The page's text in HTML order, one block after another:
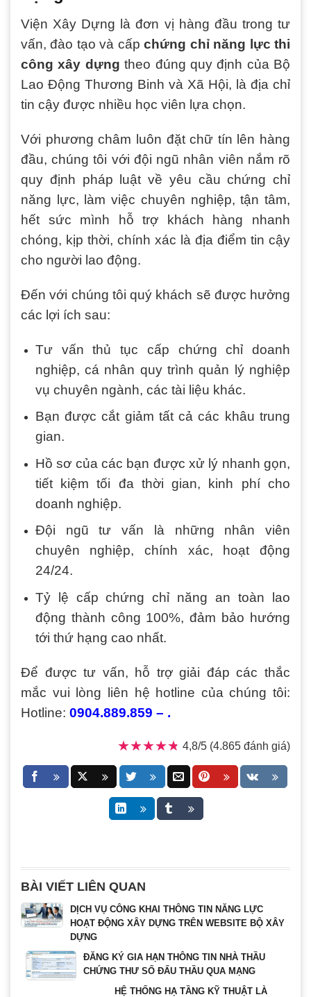
Viện Xây Dựng là đơn vị hàng đầu trong tư
vấn, đào tạo và cấpchứng chỉ năng lực thi
công xây dựng theo đúng quy định của Bộ
Lao Động Thương Binh và Xã Hội, là địa chỉ
tin cậy được nhiều học viên lựa chọn.
Với phương châm luôn đặt chữ tín lên hàng
đầu, chúng tôi với đội ngũ nhân viên nắm rõ
quy định pháp luật về yêu cầu chứng chỉ
năng lực, làm việc chuyên nghiệp, tận tâm,
hết sức mình hỗ trợ khách hàng nhanh
chóng, kịp thời, chính xác là địa điểm tin cậy
cho người lao động.
Đến với chúng tôi quý khách sẽ được hưởng
các lợi ích sau:
Tư vấn thủ tục cấp chứng chỉ doanh
nghiệp, cá nhân quy trình quản lý nghiệp
vụ chuyên ngành, các tài liệu khác.
Bạn được cắt giảm tất cả các khâu trung
gian.
Hồ sơ của các bạn được xử lý nhanh gọn,
tiết kiệm tối đa thời gian, kinh phí cho
doanh nghiệp.
Đội ngũ tư vấn là những nhân viên
chuyên nghiệp, chính xác, hoạt động
24/24.
Tỷ lệ cấp chứng chỉ năng an toàn lao
động thành công 100%, đảm bảo hướng
tới thứ hạng cao nhất.
Để được tư vấn, hỗ trợ giải đáp các thắc
mắc vui lòng liên hệ hotline của chúng tôi:
Hotline: 0904.889.859 – .
★★★★★
★★★★★ 4,8/5 (4.865 đánh giá)
BÀI VIẾT LIÊN QUAN
DỊCH VỤ CÔNG KHAI THÔNG TIN NĂNG LỰC
HOẠT ĐỘNG XÂY DỰNG TRÊN WEBSITE BỘ XÂY
DỰNG
ĐĂNG KÝ GIA HẠN THÔNG TIN NHÀ THẦU
CHỨNG THƯ SỐ ĐẤU THẦU QUA MẠNG
HỆ THỐNG HẠ TẦNG KỸ THUẬT LÀ